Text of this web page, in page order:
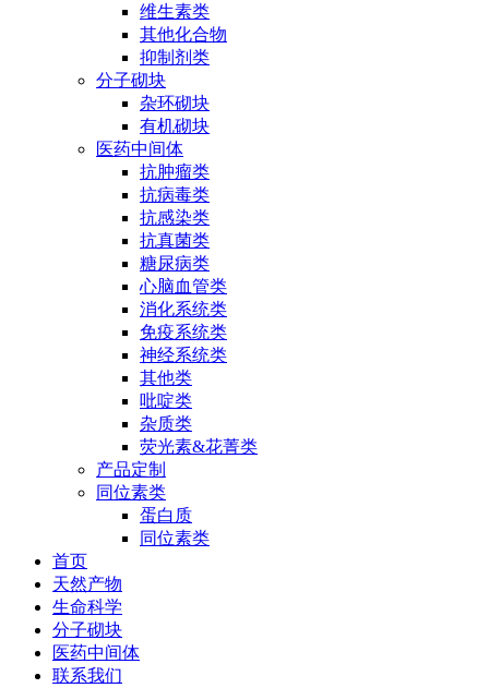
维生素类
其他化合物
抑制剂类
分子砌块
杂环砌块
有机砌块
医药中间体
抗肿瘤类
抗病毒类
抗感染类
抗真菌类
糖尿病类
心脑血管类
消化系统类
免疫系统类
神经系统类
其他类
吡啶类
杂质类
荧光素&花菁类
产品定制
同位素类
蛋白质
同位素类
首页
天然产物
生命科学
分子砌块
医药中间体
联系我们